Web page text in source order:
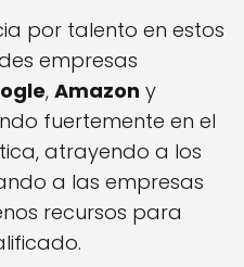
por talento en estos
empresas
, Amazon y
fuertemente en el
atrayendo a los
a las empresas
recursos para